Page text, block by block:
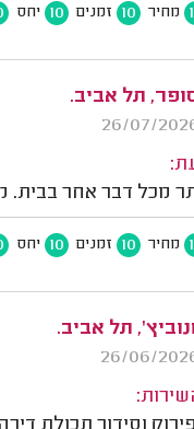
מחיר 10 זמנים 10 יחס
תל אביב.
מכל דבר אחר בבית.
מחיר 10 זמנים 10 יחס
תל אביב.